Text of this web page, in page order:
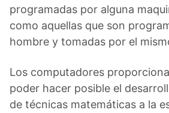
programadas por alguna
como aquellas que son
hombre y tomadas por el
Los computadores
poder hacer posible el
de técnicas matemáticas a la